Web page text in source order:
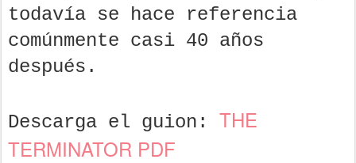
todavía se hace referencia
comúnmente casi 40 años
después.
Descarga el guion: THE
TERMINATOR PDF